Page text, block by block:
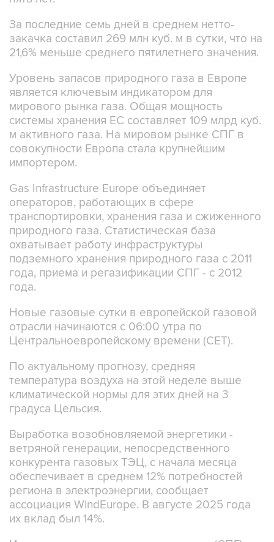
За последние семь дней в среднем нетто-
закачка составил 269 млн куб. м в сутки, что на
21,6% меньше среднего пятилетнего значения.
Уровень запасов природного газа в Европе
является ключевым индикатором для
мирового рынка газа. Общая мощность
системы хранения ЕС составляет 109 млрд куб.
м активного газа. На мировом рынке СПГ в
совокупности Европа стала крупнейшим
импортером.
Gas Infrastructure Europe объединяет
операторов, работающих в сфере
транспортировки, хранения газа и сжиженного
природного газа. Статистическая база
охватывает работу инфраструктуры
подземного хранения природного газа с 2011
года, приема и регазификации СПГ - с 2012
года.
Новые газовые сутки в европейской газовой
отрасли начинаются c 06:00 утра по
Центральноевропейскому времени (CET).
По актуальному прогнозу, средняя
температура воздуха на этой неделе выше
климатической нормы для этих дней на 3
градуса Цельсия.
Выработка возобновляемой энергетики -
ветряной генерации, непосредственного
конкурента газовых ТЭЦ, с начала месяца
обеспечивает в среднем 12% потребностей
региона в электроэнергии, сообщает
ассоциация WindEurope. В августе 2025 года
их вклад был 14%.